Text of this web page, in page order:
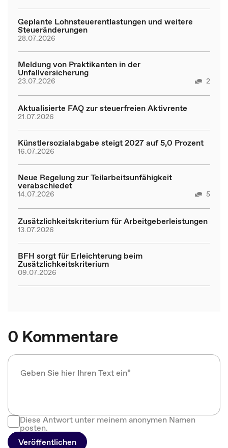
Geplante Lohnsteuerentlastungen und weitere
Steueränderungen
28.07.2026
Meldung von Praktikanten in der
Unfallversicherung
23.07.2026 2
Aktualisierte FAQ zur steuerfreien Aktivrente
21.07.2026
Künstlersozialabgabe steigt 2027 auf 5,0 Prozent
16.07.2026
Neue Regelung zur Teilarbeitsunfähigkeit
verabschiedet
14.07.2026 5
Zusätzlichkeitskriterium für Arbeitgeberleistungen
13.07.2026
BFH sorgt für Erleichterung beim
Zusätzlichkeitskriterium
09.07.2026
0 Kommentare
Diese Antwort unter meinem anonymen Namen
posten.
Veröffentlichen